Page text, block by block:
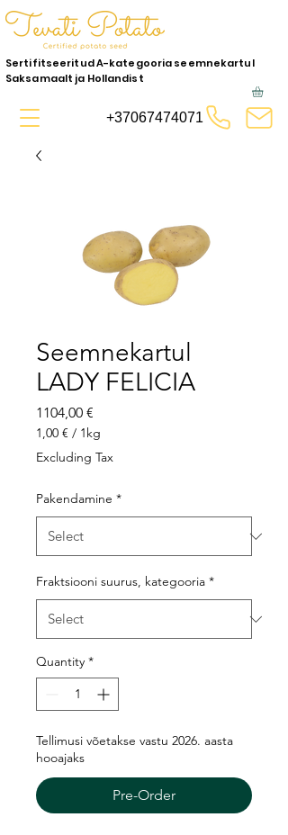
Sertifitseeritud A-kategooria seemnekartul
Saksamaalt ja Hollandist
+37067474071
Seemnekartul
LADY FELICIA
1104,00 €
1,00 € / 1kg
1,00 €
Kilogram
Excluding Tax
Pakendamine *
Fraktsiooni suurus, kategooria *
Quantity *
Tellimusi võetakse vastu 2026. aasta
hooajaks
Pre-Order